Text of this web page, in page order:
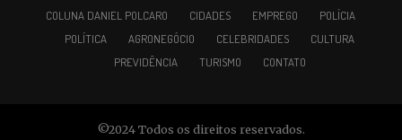
COLUNA DANIEL POLCARO CIDADES EMPREGO
POLÍCIA
POLÍTICA
AGRONEGÓCIO CELEBRIDADES
CULTURA
PREVIDÊNCIA
TURISMO CONTATO
©2024 Todos os direitos reservados.